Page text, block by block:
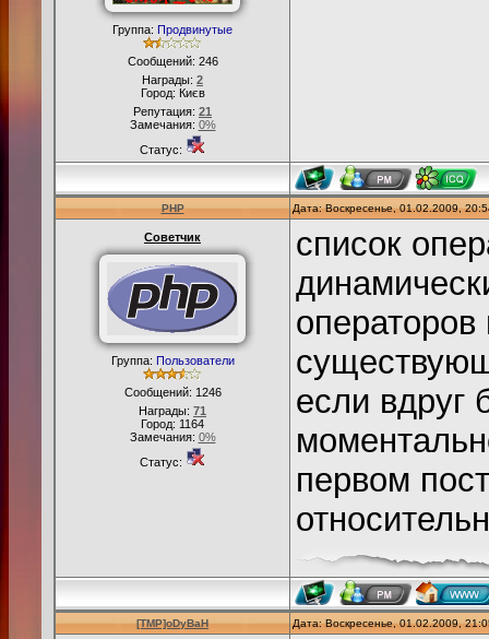
Группа: Продвинутые
Сообщений: 246
Награды: 2
Город: Києв
Репутация: 21
Замечания: 0%
Статус:
PHP Дата: Воскресенье, 01.02.2009,
Советчик
Группа: Пользователи
Сообщений: 1246
Награды: 71
Город: 1164
Замечания: 0%
Статус:
список
операторов
если вдруг
первом
[TMP]oDyBaH Дата: Воскресенье, 01.02.2009,